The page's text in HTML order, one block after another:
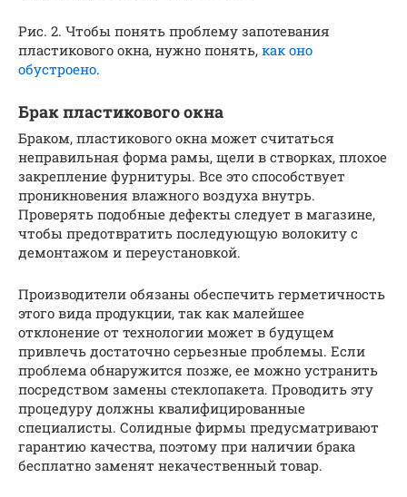
Рис. 2. Чтобы понять проблему запотевания
пластикового окна, нужно понять, как оно
обустроено.
Брак пластикового окна
Браком, пластикового окна может считаться
неправильная форма рамы, щели в створках, плохое
закрепление фурнитуры. Все это способствует
проникновения влажного воздуха внутрь.
Проверять подобные дефекты следует в магазине,
чтобы предотвратить последующую волокиту с
демонтажом и переустановкой.
Производители обязаны обеспечить герметичность
этого вида продукции, так как малейшее
отклонение от технологии может в будущем
привлечь достаточно серьезные проблемы. Если
проблема обнаружится позже, ее можно устранить
посредством замены стеклопакета. Проводить эту
процедуру должны квалифицированные
специалисты. Солидные фирмы предусматривают
гарантию качества, поэтому при наличии брака
бесплатно заменят некачественный товар.